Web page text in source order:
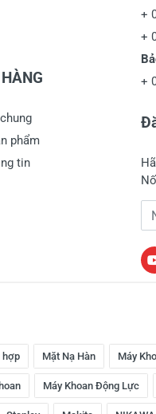
phẩm
tin
+
+
+
hợp Mặt Nạ Hàn Máy
Máy Khoan Động Lực